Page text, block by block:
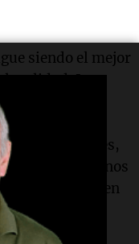
siendo el mejor
La
diversa como
de la
culturales,
a los ciudadanos
de lo que suelen